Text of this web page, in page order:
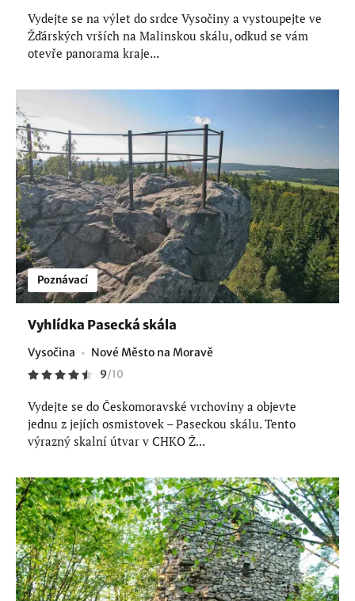
Vydejte se na výlet do srdce Vysočiny a vystoupejte ve
Žďárských vrších na Malinskou skálu, odkud se vám
otevře panorama kraje...
Poznávací
Vyhlídka Pasecká skála
Vysočina Nové Město na Moravě
9/10
Vydejte se do Českomoravské vrchoviny a objevte
jednu z jejích osmistovek – Paseckou skálu. Tento
výrazný skalní útvar v CHKO Ž...